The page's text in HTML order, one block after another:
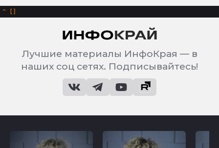
^
Лучшие материалы ИнфоКрая — в
наших соц сетях. Подписывайтесь!